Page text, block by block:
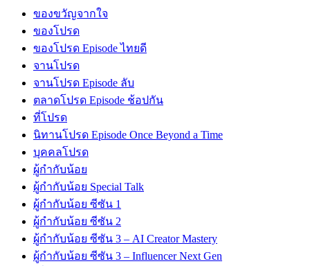
ของขวัญจากใจ
ของโปรด
ของโปรด Episode ไทยดี
จานโปรด
จานโปรด Episode ลับ
ตลาดโปรด Episode ช้อปกัน
ที่โปรด
นิทานโปรด Episode Once Beyond a Time
บุคคลโปรด
ผู้กำกับน้อย
ผู้กำกับน้อย Special Talk
ผู้กำกับน้อย ซีซัน 1
ผู้กำกับน้อย ซีซัน 2
ผู้กำกับน้อย ซีซัน 3 – AI Creator Mastery
ผู้กำกับน้อย ซีซัน 3 – Influencer Next Gen